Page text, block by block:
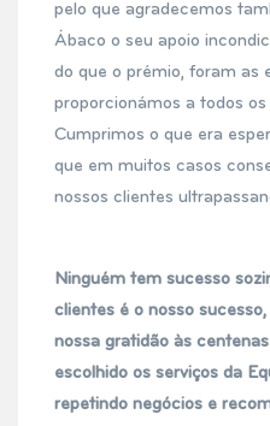
pelo que agradecemos
Ábaco o seu apoio
do que o prémio, foram as
proporcionámos a todos
Cumprimos o que era
que em muitos casos
nossos clientes
Ninguém tem sucesso
clientes é o nosso
nossa gratidão às
escolhido os serviços da
repetindo negócios e